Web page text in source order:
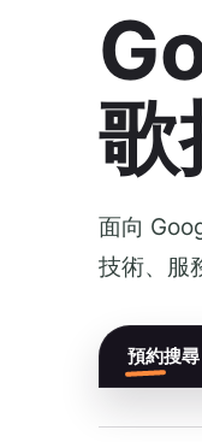
歌
面向
技術、服
預約搜